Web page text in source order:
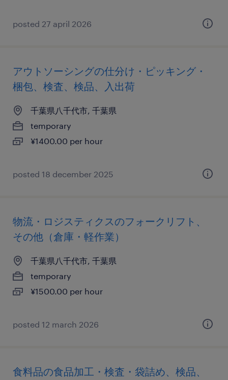
posted 27 april 2026
アウトソーシングの仕分け・ピッキング・
梱包、検査、検品、入出荷
千葉県八千代市, 千葉県
temporary
¥1400.00 per hour
posted 18 december 2025
物流・ロジスティクスのフォークリフト、
その他（倉庫・軽作業）
千葉県八千代市, 千葉県
temporary
¥1500.00 per hour
posted 12 march 2026
食料品の食品加工・検査・袋詰め、検品、